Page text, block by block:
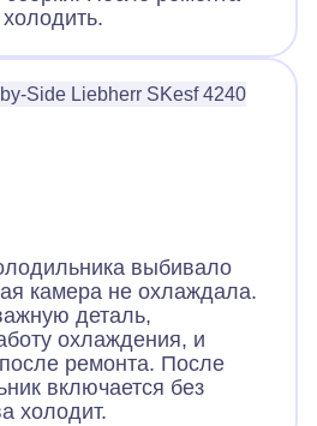
Side Liebherr SKesf 4240
выбивало
камера не охлаждала.
деталь,
охлаждения, и
ремонта. После
включается без
холодит.